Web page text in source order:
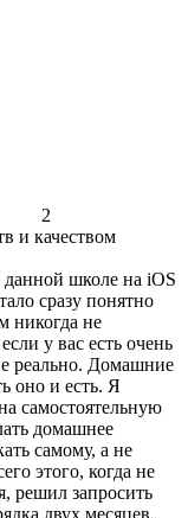
2
и качеством
данной школе на iOS
сразу понятно
никогда не
у вас есть очень
реально. Домашние
оно и есть. Я
самостоятельную
домашнее
самому, а не
этого, когда не
решил запросить